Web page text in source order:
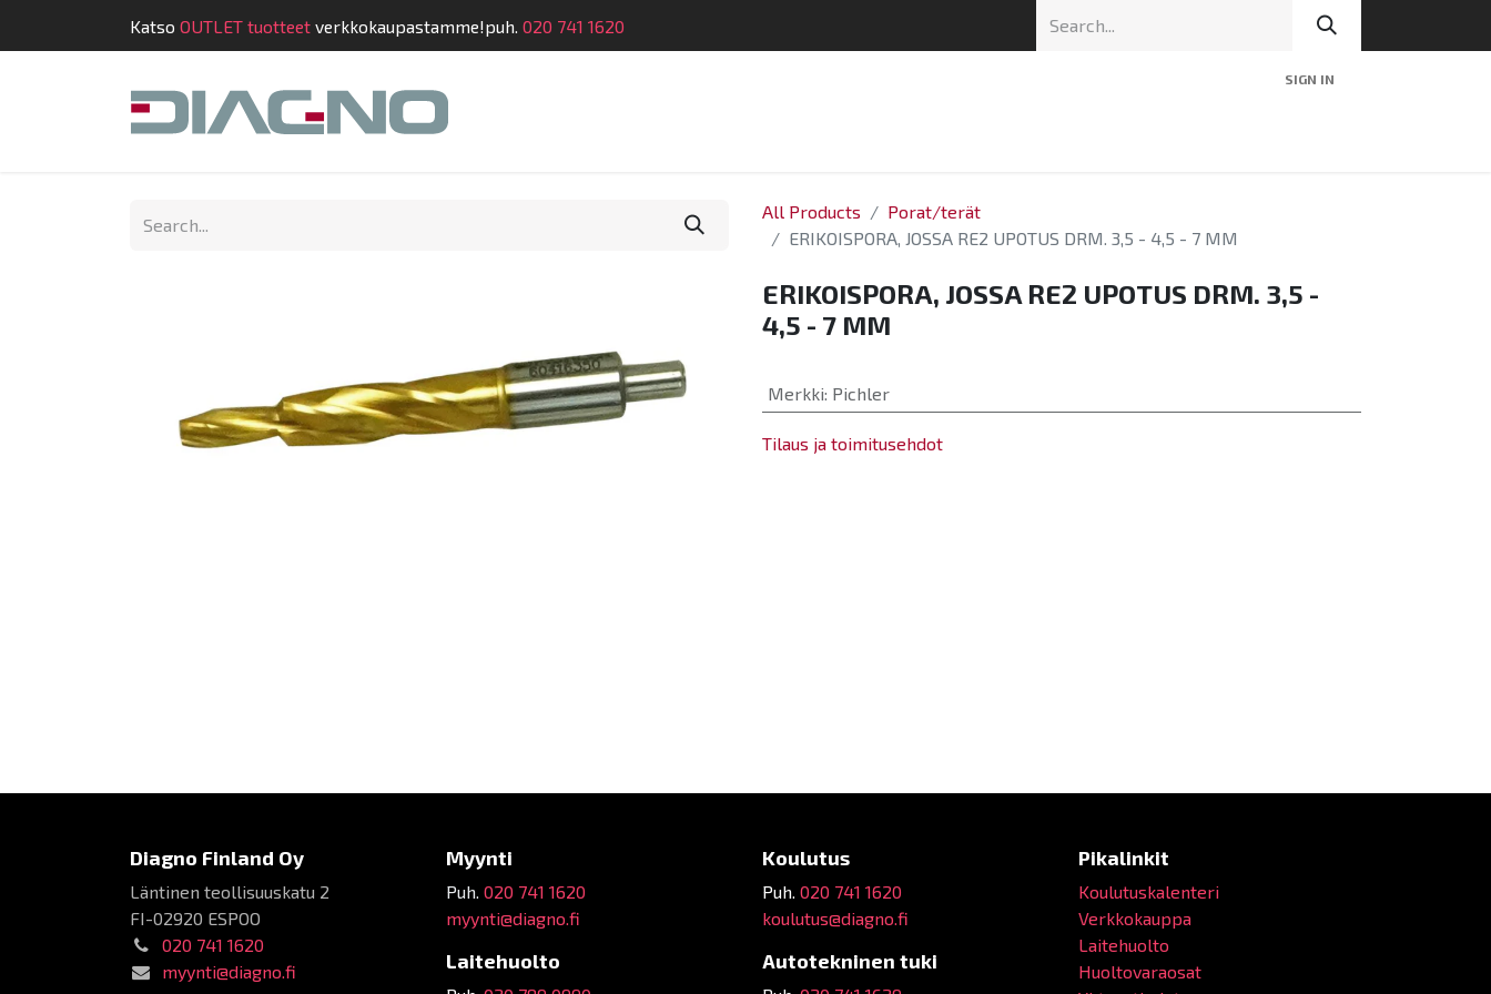
Katso OUTLET tuotteet verkkokaupastamme!puh. 020 741 1620
SIGN IN
Shop
All Products
Porat/terät
ERIKOISPORA, JOSSA RE2 UPOTUS DRM. 3,5 - 4,5 - 7 MM
ERIKOISPORA, JOSSA RE2 UPOTUS DRM. 3,5 -
4,5 - 7 MM
Merkki: Pichler
Tilaus ja toimitusehdot
Diagno Finland Oy
Läntinen teollisuuskatu 2
FI-02920 ESPOO
020 741 1620
myynti@diagno.fi
Myynti
Puh. 020 741 1620
myynti@diagno.fi
Laitehuolto
Koulutus
Puh. 020 741 1620
koulutus@diagno.fi
Autotekninen tuki
Pikalinkit
Koulutuskalenteri
Verkkokauppa
Laitehuolto
Huoltovaraosat